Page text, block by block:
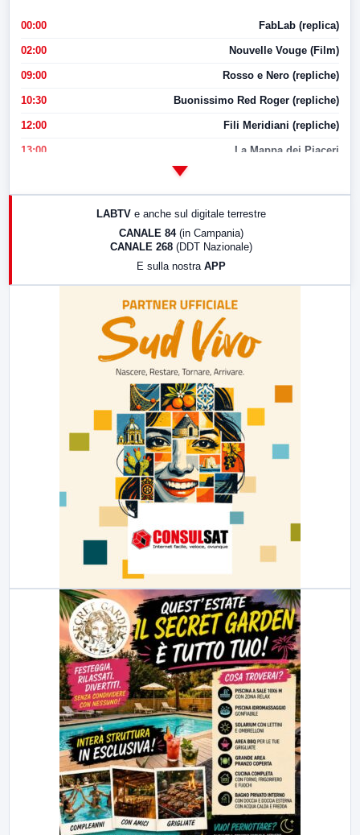
00:00 FabLab (replica)
02:00 Nouvelle Vouge (Film)
09:00 Rosso e Nero (repliche)
10:30 Buonissimo Red Roger (repliche)
12:00 Fili Meridiani (repliche)
13:00 La Mappa dei Piaceri
LABTV e anche sul digitale terrestre
CANALE 84 (in Campania)
CANALE 268 (DDT Nazionale)
E sulla nostra APP